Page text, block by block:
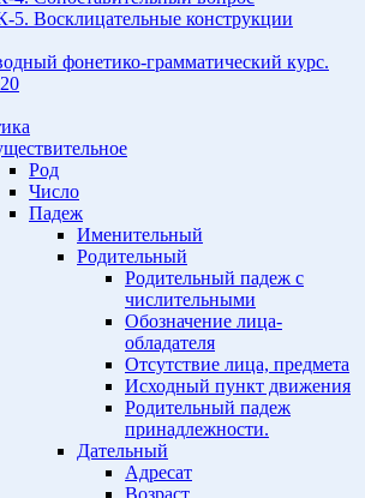
5. Восклицательные конструкции
фонетико-грамматический курс.
Род
Число
Падеж
Именительный
Родительный
Родительный падеж с
числительными
Обозначение лица-
обладателя
Отсутствие лица, предмета
Исходный пункт движения
Родительный падеж
принадлежности.
Дательный
Адресат
Возраст